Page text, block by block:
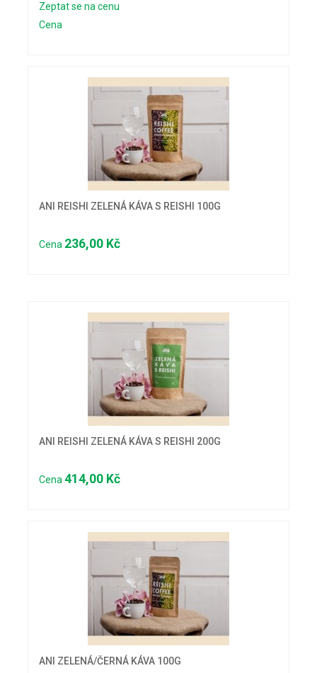
Zeptat se na cenu
Cena
ANI REISHI ZELENÁ KÁVA S REISHI 100G
Cena 236,00 Kč
ANI REISHI ZELENÁ KÁVA S REISHI 200G
Cena 414,00 Kč
ANI ZELENÁ/ČERNÁ KÁVA 100G